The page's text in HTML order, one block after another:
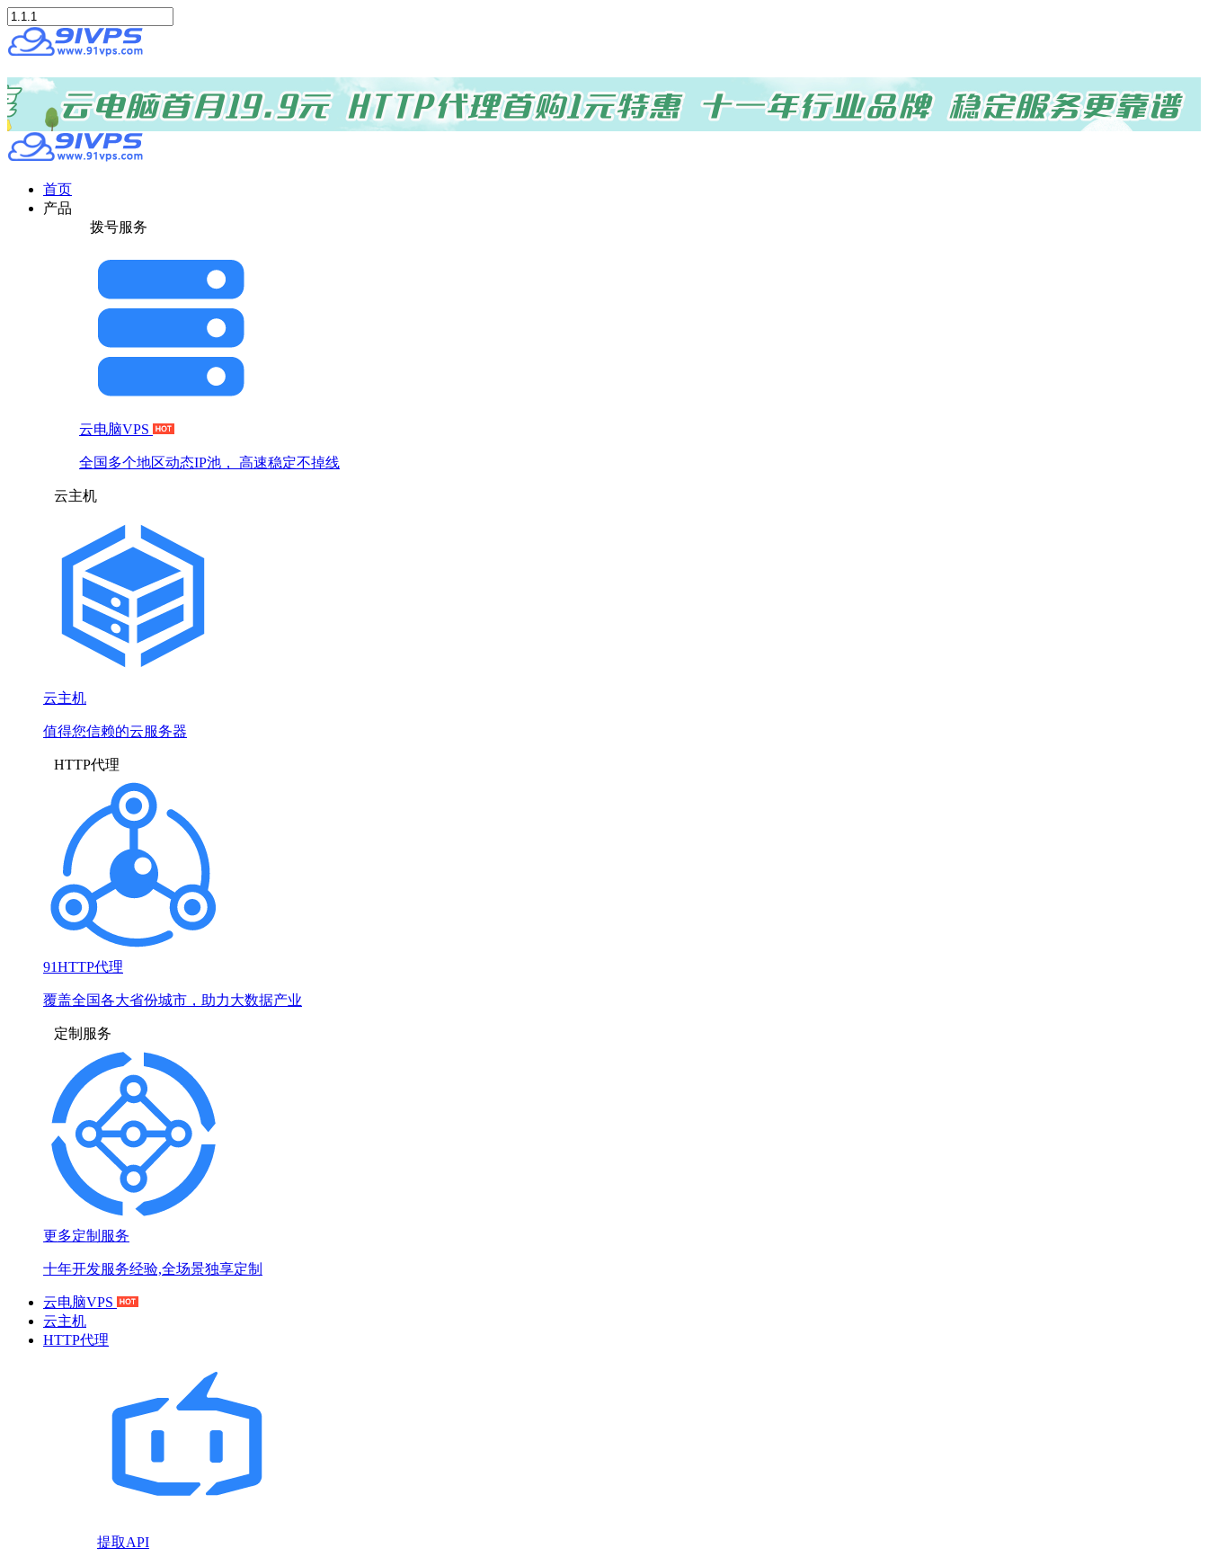
首页
产品
拨号服务
云电脑VPS
全国多个地区动态IP池， 高速稳定不掉线
云主机
云主机
值得您信赖的云服务器
HTTP代理
91HTTP代理
覆盖全国各大省份城市，助力大数据产业
定制服务
更多定制服务
十年开发服务经验,全场景独享定制
云电脑VPS
云主机
HTTP代理
提取API